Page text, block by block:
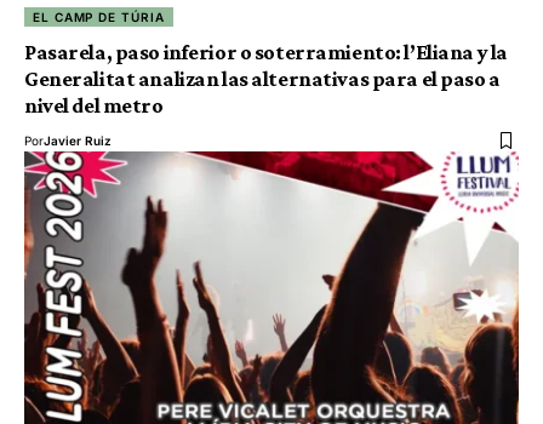
EL CAMP DE TÚRIA
Pasarela, paso inferior o soterramiento: l’Eliana y la
Generalitat analizan las alternativas para el paso a
nivel del metro
PorJavier Ruiz